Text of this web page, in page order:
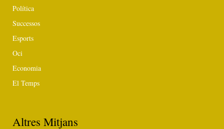
Política
Successos
Esports
Oci
Economia
El Temps
Altres Mitjans